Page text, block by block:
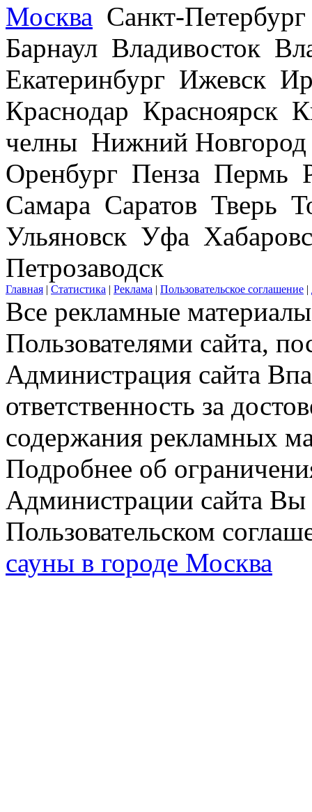
Москва Санкт-
Барнаул Владивосток
Екатеринбург Ижевск
Краснодар Красноярск
челны Нижний
Оренбург Пенза Пермь
Самара Саратов Тверь
Ульяновск Уфа
Петрозаводск
Главная | Статистика | Реклама | Пользовательское соглашение |
Все рекламные
Пользователями сайта,
Администрация сайта
ответственность за
содержания рекламных
Подробнее об
Администрации сайта Вы
Пользовательском
сауны в городе Москва